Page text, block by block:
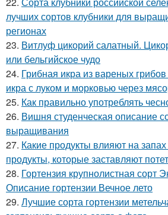
лучших сортов клубники для
регионах
23. Витлуф цикорий салатный.
или бельгийское чудо
24. Грибная икра из вареных
икра с луком и морковью через
25. Как правильно употреблять
26. Вишня студенческая описание
выращивания
27. Какие продукты влияют на
продукты, которые заставляют
28. Гортензия крупнолистная сорт
Описание гортензии Вечное лето
29. Лучшие сорта гортензии